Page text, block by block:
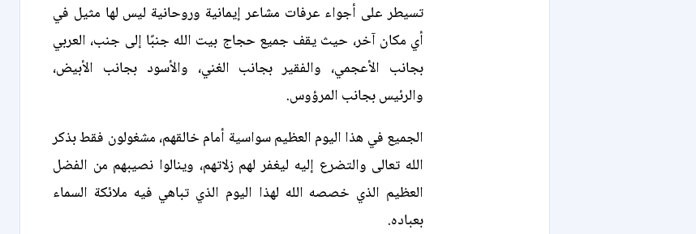
تسيطر على أجواء عرفات مشاعر إيمانية وروحانية ليس لها مثيل في
أي مكان آخر، حيث يقف جميع حجاج بيت الله جنبًا إلى جنب، العربي
بجانب الأعجمي، والفقير بجانب الغني، والأسود بجانب الأبيض،
والرئيس بجانب المرؤوس.
الجميع في هذا اليوم العظيم سواسية أمام خالقهم، مشغولون فقط بذكر
الله تعالى والتضرع إليه ليغفر لهم زلاتهم، وينالوا نصيبهم من الفضل
العظيم الذي خصصه الله لهذا اليوم الذي تباهي فيه ملائكة السماء
بعباده.